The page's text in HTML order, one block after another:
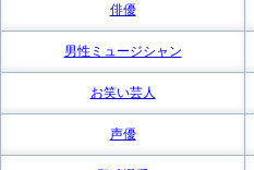
俳優
男性ミュージシャン
お笑い芸人
声優